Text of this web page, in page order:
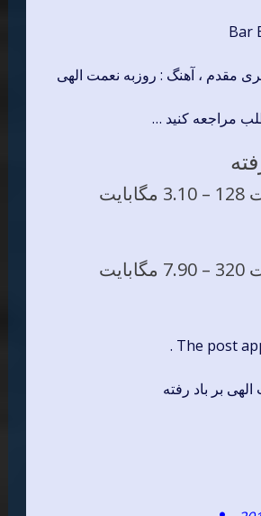
مقدم ، آهنگ : روزبه نعمت الهی
مراجعه کنید …
– 3.10 مگابایت
– 7.90 مگابایت
The post
بر باد رفته